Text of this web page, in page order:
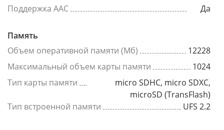
Поддержка AAC
Да
Память
Объем оперативной памяти (Мб)
12228
Максимальный объем карты памяти
1024
Тип карты памяти
micro SDHC, micro SDXC,
microSD (TransFlash)
Тип встроенной памяти
UFS 2.2